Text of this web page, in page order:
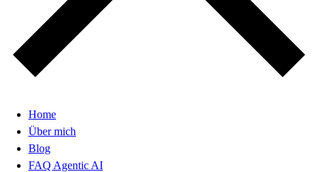
Home
Über mich
Blog
FAQ Agentic AI